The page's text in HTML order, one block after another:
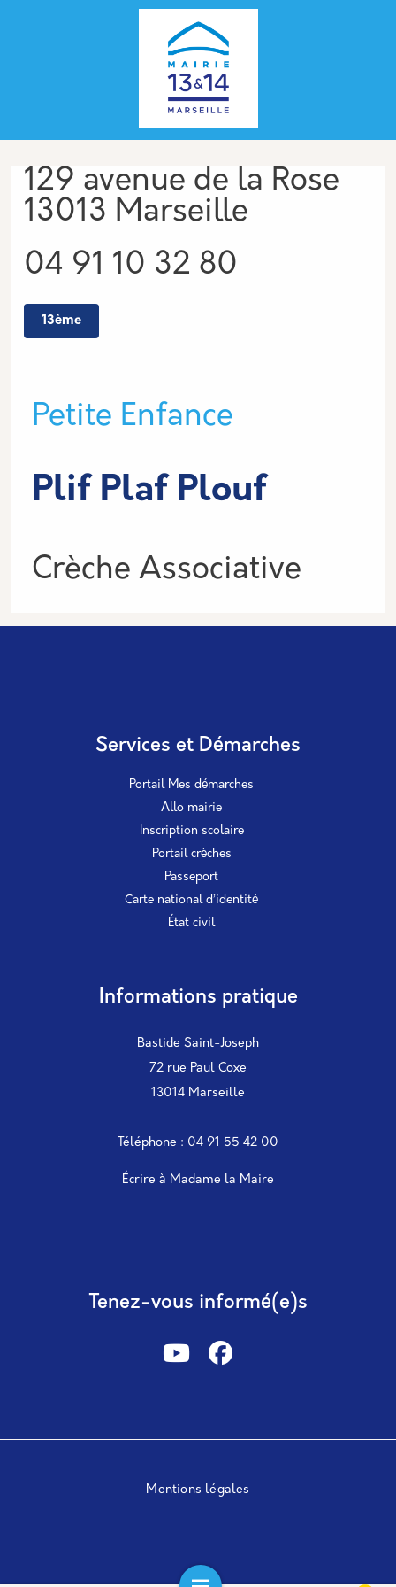
Aller au contenu principal
Adresse
129 avenue de la Rose
13013 Marseille
Téléphone
04 91 10 32 80
13ème
Type de lieu
Petite Enfance
Plif Plaf Plouf
Informations
Crèche Associative
Services et Démarches
Portail Mes démarches
Allo mairie
Inscription scolaire
Portail crèches
Passeport
Carte national d’identité
État civil
Informations pratique
Bastide Saint-Joseph
72 rue Paul Coxe
13014 Marseille
Téléphone : 04 91 55 42 00
Écrire à Madame la Maire
Tenez-vous informé(e)s
Mentions légales
Panneau de gestion des cookies